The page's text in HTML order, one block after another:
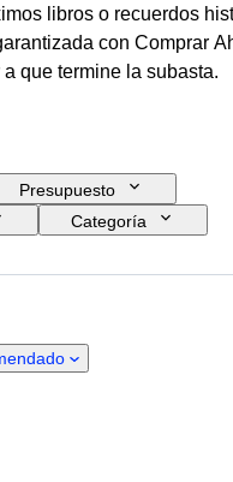
libros o recuerdos
con Comprar
que termine la subasta.
Presupuesto
Categoría
Accesorios
Estilo